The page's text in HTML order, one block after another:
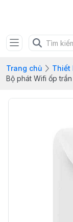
Trang chủ Thiết
Bộ phát Wifi ốp trần